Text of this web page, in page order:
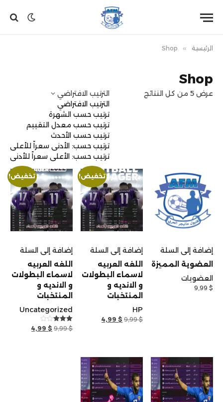
الرئيسية »
Shop
Shop
عرض ⁦5⁩ من كل النتائج
الترتيب الافتراضي
الترتيب الافتراضي
ترتيب حسب الشهرة
ترتيب حسب معدل التقييم
ترتيب حسب الأحدث
ترتيب حسب: الأدنى سعراً للأعلى
ترتيب حسب: الأعلى سعراً للأدنى
إضافة إلى السلة
العضوية المميزة
العضويات
9,99 $
تخفيض!
إضافة إلى السلة
اللغه العربيه
لاسماء البطولات
و الانديه و
المنتخبات
HP
9,99$
السعر
4,99$
السعر
تخفيض!
إضافة إلى السلة
اللغه العربيه
لاسماء البطولات
و الانديه و
المنتخبات
Uncategorized
تم
التقييم
9,99$
السعر
4,99$
السعر